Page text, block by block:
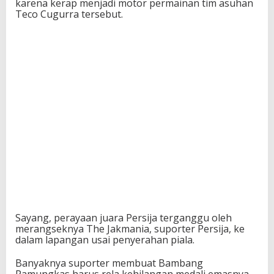
d
e
karena kerap menjadi motor permainan tim asuhan
Teco Cugurra tersebut.
Sayang, perayaan juara Persija terganggu oleh
merangseknya The Jakmania, suporter Persija, ke
dalam lapangan usai penyerahan piala.
Banyaknya suporter membuat Bambang